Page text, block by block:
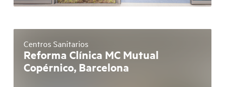
Centros Sanitarios
Reforma Clínica MC Mutual
Copérnico, Barcelona